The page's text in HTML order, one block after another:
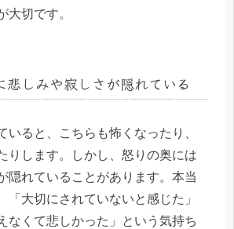
大切です。
悲しみや寂しさが隠れている
いると、こちらも怖くなったり、
りします。しかし、怒りの奥には
隠れていることがあります。本当
「大切にされていないと感じた」
なくて悲しかった」という気持ち